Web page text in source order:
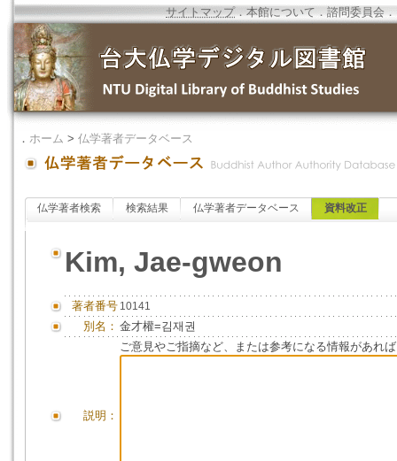
サイトマップ．本館について ．諮問委員会 ．
． ホーム > 仏学著者データベース
仏学著者検索 検索結果 仏学著者データベース 資料改正
Kim, Jae-gweon
著者番号 10141
別名： 金才權=김재권
説明：
ご意見やご指摘など、または参考になる情報があれ